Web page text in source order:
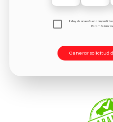
Estoy de acuerdo en compartir
Para más
Generar solicitud